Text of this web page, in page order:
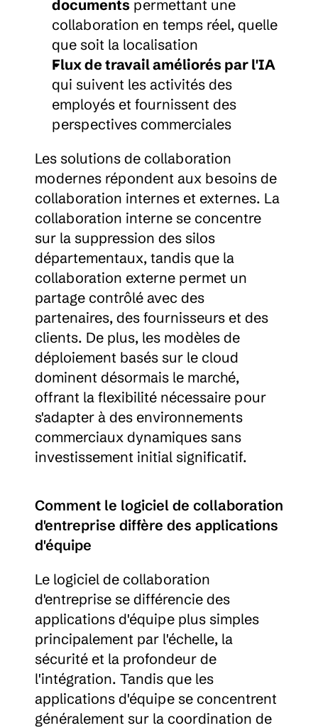
documents permettant une
collaboration en temps réel, quelle
que soit la localisation
Flux de travail améliorés par l'IA
qui suivent les activités des
employés et fournissent des
perspectives commerciales
Les solutions de collaboration
modernes répondent aux besoins de
collaboration internes et externes. La
collaboration interne se concentre
sur la suppression des silos
départementaux, tandis que la
collaboration externe permet un
partage contrôlé avec des
partenaires, des fournisseurs et des
clients. De plus, les modèles de
déploiement basés sur le cloud
dominent désormais le marché,
offrant la flexibilité nécessaire pour
s'adapter à des environnements
commerciaux dynamiques sans
investissement initial significatif.
Comment le logiciel de collaboration
d'entreprise diffère des applications
d'équipe
Le logiciel de collaboration
d'entreprise se différencie des
applications d'équipe plus simples
principalement par l'échelle, la
sécurité et la profondeur de
l'intégration. Tandis que les
applications d'équipe se concentrent
généralement sur la coordination de